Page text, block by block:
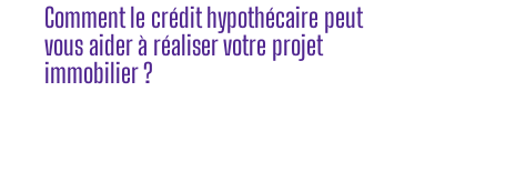
Comment le crédit hypothécaire peut
vous aider à réaliser votre projet
immobilier ?